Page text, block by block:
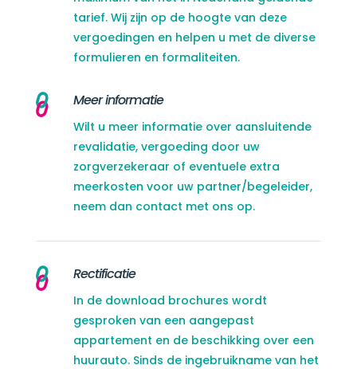
tarief. Wij zijn op de hoogte van deze
vergoedingen en helpen u met de diverse
formulieren en formaliteiten.
Meer informatie
Wilt u meer informatie over aansluitende
revalidatie, vergoeding door uw
zorgverzekeraar of eventuele extra
meerkosten voor uw partner/begeleider,
neem dan contact met ons op.
Rectificatie
In de download brochures wordt
gesproken van een aangepast
appartement en de beschikking over een
huurauto. Sinds de ingebruikname van het